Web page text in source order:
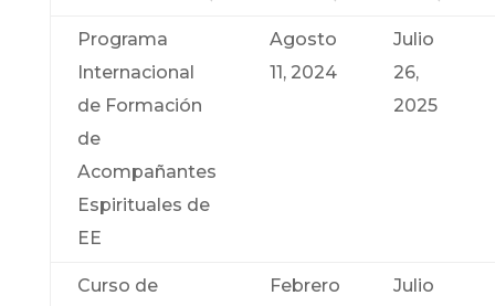
Programa
Internacional
de Formación
de
Acompañantes
Espirituales de
EE
Agosto
11, 2024
Julio
26,
2025
Curso de
Febrero
Julio